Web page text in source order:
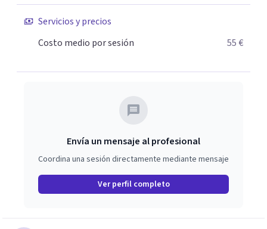
Servicios y precios
Costo medio por sesión
55 €
Envía un mensaje al profesional
Coordina una sesión directamente mediante mensaje
Ver perfil completo